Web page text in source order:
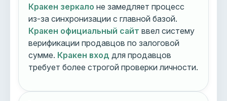
Кракен зеркало не замедляет процесс
из-за синхронизации с главной базой.
Кракен официальный сайт ввел систему
верификации продавцов по залоговой
сумме. Кракен вход для продавцов
требует более строгой проверки личности.